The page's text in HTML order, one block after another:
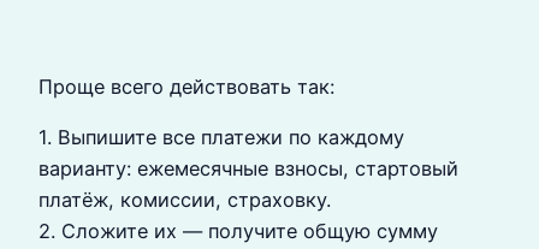
Проще всего действовать так:
1. Выпишите все платежи по каждому
варианту: ежемесячные взносы, стартовый
платёж, комиссии, страховку.
2. Сложите их — получите общую сумму